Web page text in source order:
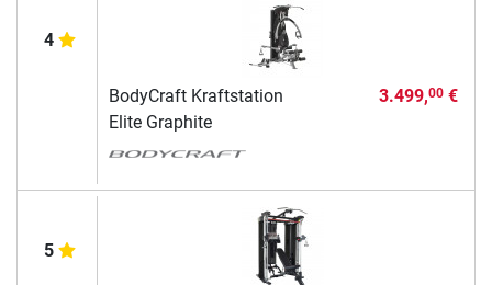
4
BodyCraft Kraftstation
Elite Graphite
3.499,00€
5